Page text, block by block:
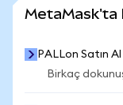
MetaMask'ta
PALLon Satın Al
Birkaç